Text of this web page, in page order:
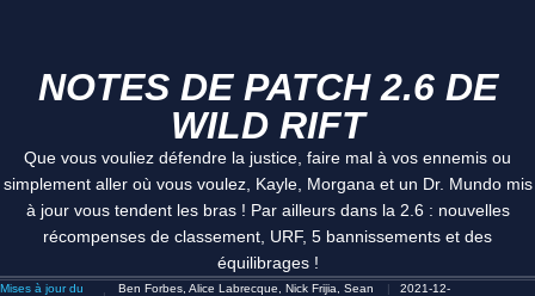
NOTES DE PATCH 2.6 DE
WILD RIFT
Que vous vouliez défendre la justice, faire mal à vos ennemis ou
simplement aller où vous voulez, Kayle, Morgana et un Dr. Mundo mis
à jour vous tendent les bras ! Par ailleurs dans la 2.6 : nouvelles
récompenses de classement, URF, 5 bannissements et des
équilibrages !
Mises à jour du
Ben Forbes, Alice Labrecque, Nick Frijia, Sean
2021-12-